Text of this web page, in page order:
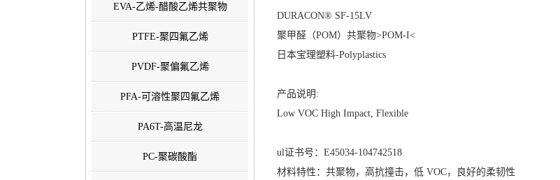
EVA-乙烯-醋酸乙烯共聚物
PTFE-聚四氟乙烯
PVDF-聚偏氟乙烯
PFA-可溶性聚四氟乙烯
PA6T-高温尼龙
PC-聚碳酸酯
DURACON® SF-15LV
聚甲醛（POM）共聚物>POM-I<
日本宝理塑料-Polyplastics
产品说明:
Low VOC High Impact, Flexible
ul证书号：E45034-104742518
材料特性：共聚物，高抗撞击，低 VOC，良好的柔韧性